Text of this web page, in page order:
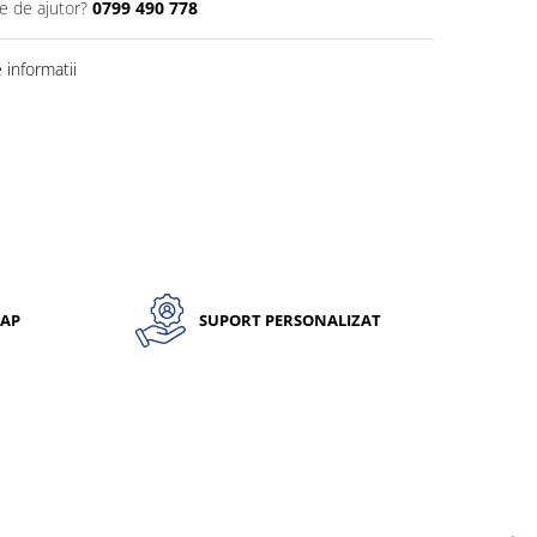
de ajutor? 0799 490 778
informatii
SUPORT PERSONALIZAT